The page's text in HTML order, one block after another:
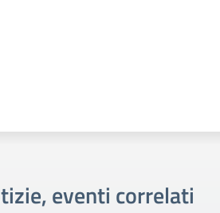
eventi correlati